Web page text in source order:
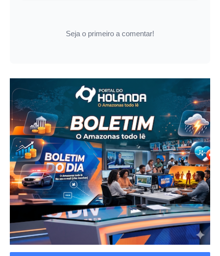
Seja o primeiro a comentar!